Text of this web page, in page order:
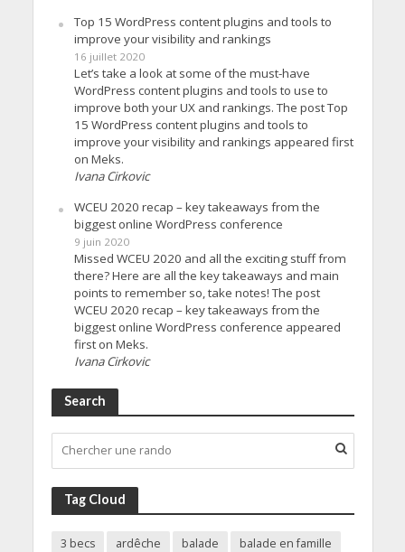
Top 15 WordPress content plugins and tools to
improve your visibility and rankings
16 juillet 2020
Let’s take a look at some of the must-have
WordPress content plugins and tools to use to
improve both your UX and rankings. The post Top
15 WordPress content plugins and tools to
improve your visibility and rankings appeared first
on Meks.
Ivana Cirkovic
WCEU 2020 recap – key takeaways from the
biggest online WordPress conference
9 juin 2020
Missed WCEU 2020 and all the exciting stuff from
there? Here are all the key takeaways and main
points to remember so, take notes! The post
WCEU 2020 recap – key takeaways from the
biggest online WordPress conference appeared
first on Meks.
Ivana Cirkovic
Search
Tag Cloud
3 becs ardêche balade
balade en famille